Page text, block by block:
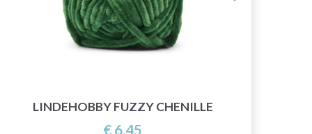
LINDEHOBBY FUZZY CHENILLE
€ 6,45